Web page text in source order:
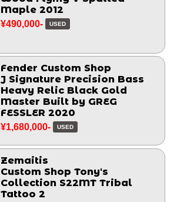
Maple 2012
¥490,000- USED
Fender Custom Shop
J Signature Precision Bass
Heavy Relic Black Gold
Master Built by GREG
FESSLER 2020
¥1,680,000- USED
Zemaitis
Custom Shop Tony's
Collection S22MT Tribal
Tattoo 2